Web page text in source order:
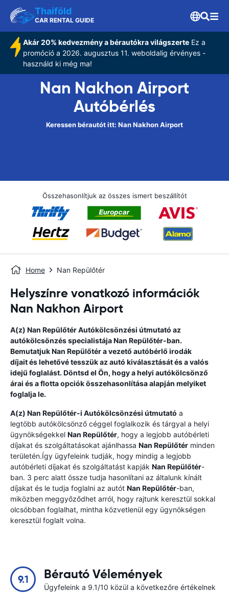
Thaiföld
CAR RENTAL GUIDE
Akár 20% kedvezmény a bérautókra világszerteEz a
promóció a 2026. augusztus 11. weboldalig érvényes -
használd ki még ma!
Nan Nakhon Airport
Autóbérlés
Keressen bérautót itt: Nan Nakhon Airport
Összehasonlítjuk az összes ismert beszállítót
Home Nan Repülőtér
Helyszínre vonatkozó információk
Nan Nakhon Airport
A(z) Nan RepülőtérAutókölcsönzési útmutató az
autókölcsönzés specialistájaNan Repülőtér-ban.
BemutatjukNan Repülőtéra vezető autóbérlő irodák
díjait és lehetővé tesszük az autó kiválasztását és a valós
idejű foglalást. Döntsd el Ön, hogy a helyi autókölcsönző
árai és a flotta opciók összehasonlítása alapján melyiket
foglalja le.
A(z) Nan Repülőtér-i Autókölcsönzési útmutató a
legtöbb autókölcsönző céggel foglalkozik és tárgyal a helyi
ügynökségekkel Nan Repülőtér, hogy a legjobb autóbérleti
díjakat és szolgáltatásokat ajánlhassa Nan Repülőtér minden
területén.Így ügyfeleink tudják, hogy mindig a legjobb
autóbérleti díjakat és szolgáltatást kapják Nan Repülőtér-
ban. 3 perc alatt össze tudja hasonlítani az általunk kínált
díjakat és le tudja foglalni az autót Nan Repülőtér-ban,
miközben meggyőződhet arról, hogy rajtunk keresztül sokkal
olcsóbban foglalhat, mintha közvetlenül egy ügynökségen
keresztül foglalt volna.
9.1 Bérautó Vélemények
Ügyfeleink a 9.1/10 közül a következőre értékelnek